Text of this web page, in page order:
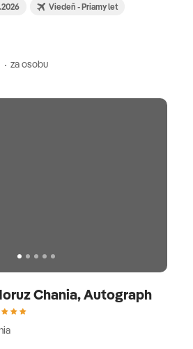
Viedeň - Priamy let
za osobu
Chania, Autograph